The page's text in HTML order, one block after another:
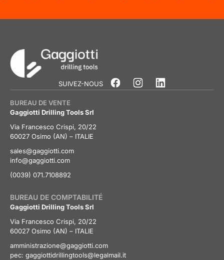
SUIVEZ-NOUS
BUREAU DE VENTE
Gaggiotti Drilling Tools Srl
Via Francesco Crispi, 20/22
60027 Osimo (AN) – ITALIE
sales@gaggiotti.com
info@gaggiotti.com
(0039) 071.7108892
BUREAU DE COMPTABILITÉ
Gaggiotti Drilling Tools Srl
Via Francesco Crispi, 20/22
60027 Osimo (AN) – ITALIE
amministrazione@gaggiotti.com
pec: gaggiottidrillingtools@legalmail.it